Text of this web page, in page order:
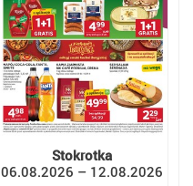
Stokrotka
06.08.2026 – 12.08.2026